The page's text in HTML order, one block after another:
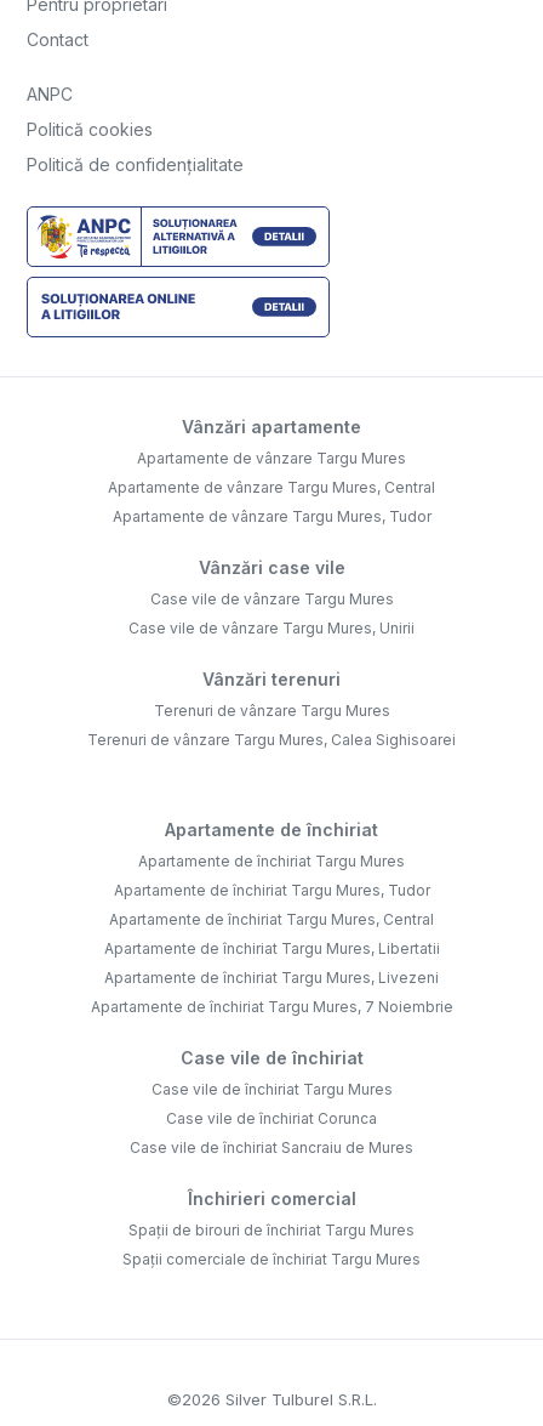
Pentru proprietari
Contact
ANPC
Politică cookies
Politică de confidențialitate
Vânzări apartamente
Apartamente de vânzare Targu Mures
Apartamente de vânzare Targu Mures, Central
Apartamente de vânzare Targu Mures, Tudor
Vânzări case vile
Case vile de vânzare Targu Mures
Case vile de vânzare Targu Mures, Unirii
Vânzări terenuri
Terenuri de vânzare Targu Mures
Terenuri de vânzare Targu Mures, Calea Sighisoarei
Apartamente de închiriat
Apartamente de închiriat Targu Mures
Apartamente de închiriat Targu Mures, Tudor
Apartamente de închiriat Targu Mures, Central
Apartamente de închiriat Targu Mures, Libertatii
Apartamente de închiriat Targu Mures, Livezeni
Apartamente de închiriat Targu Mures, 7 Noiembrie
Case vile de închiriat
Case vile de închiriat Targu Mures
Case vile de închiriat Corunca
Case vile de închiriat Sancraiu de Mures
Închirieri comercial
Spații de birouri de închiriat Targu Mures
Spații comerciale de închiriat Targu Mures
©2026 Silver Tulburel S.R.L.